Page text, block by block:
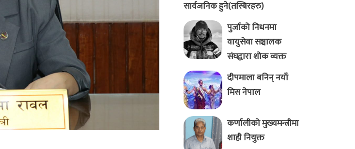
सार्वजनिक हुने(तस्बिरहरु)
पुर्जाको निधनमा
वायुसेवा सञ्चालक
संघद्वारा शोक व्यक्त
दीपमाला बनिन् नयाँ
मिस नेपाल
कर्णालीको मुख्यमन्त्रीमा
शाही नियुक्त